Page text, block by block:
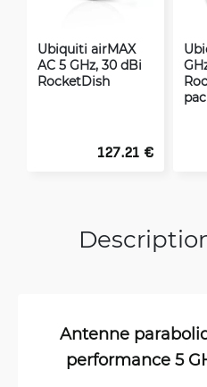
Ubiquiti airMAX
AC 5 GHz, 30 dBi
RocketDish
127.21 €
Antenne
performance 5